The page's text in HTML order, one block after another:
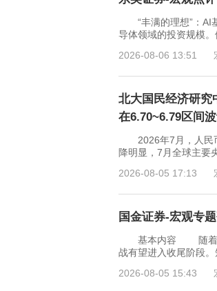
“丰满的理想”：AI
导体领域的投资规模
2026-08-06 13:51
北大国民经济研究
在6.70~6.79区间
2026年7月，人民币
降明显，7月全球主要
2026-08-05 17:13
国金证券-宏观专
基本内容 随着特朗
战有望进入收尾阶段
2026-08-05 15:43